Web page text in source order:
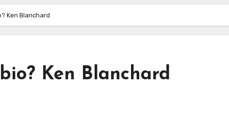
Ken Blanchard
Ken Blanchard